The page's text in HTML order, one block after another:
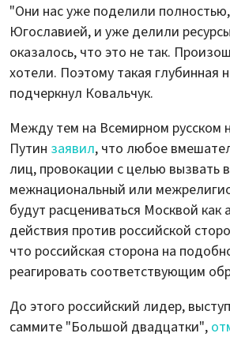
"Они нас уже поделили
Югославией, и уже делили
оказалось, что это не так.
хотели. Поэтому такая глубинная
подчеркнул Ковальчук.
Между тем на Всемирном русском
Путин заявил, что любое
лиц, провокации с целью вызвать
межнациональный или
будут расцениваться Москвой как
действия против российской
что российская сторона на
реагировать соответствующим
До этого российский лидер,
саммите "Большой двадцатки",